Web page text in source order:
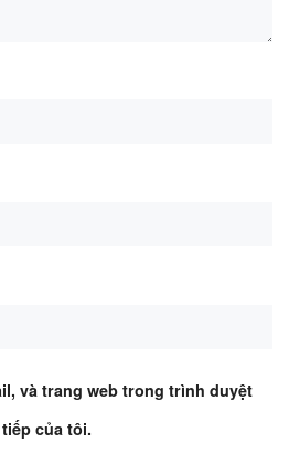
và trang web trong trình duyệt
của tôi.